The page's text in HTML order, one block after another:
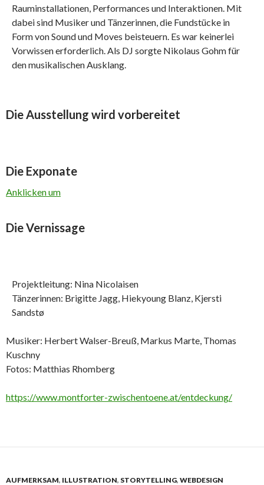
Rauminstallationen, Performances und Interaktionen. Mit
dabei sind Musiker und Tänzerinnen, die Fundstücke in
Form von Sound und Moves beisteuern. Es war keinerlei
Vorwissen erforderlich. Als DJ sorgte Nikolaus Gohm für
den musikalischen Ausklang.
Die Ausstellung wird vorbereitet
Die Exponate
Anklicken um
Die Vernissage
Projektleitung: Nina Nicolaisen
Tänzerinnen: Brigitte Jagg, Hiekyoung Blanz, Kjersti
Sandstø
Musiker: Herbert Walser-Breuß, Markus Marte, Thomas
Kuschny
Fotos: Matthias Rhomberg
https://www.montforter-zwischentoene.at/entdeckung/
AUFMERKSAM, ILLUSTRATION, STORYTELLING, WEBDESIGN